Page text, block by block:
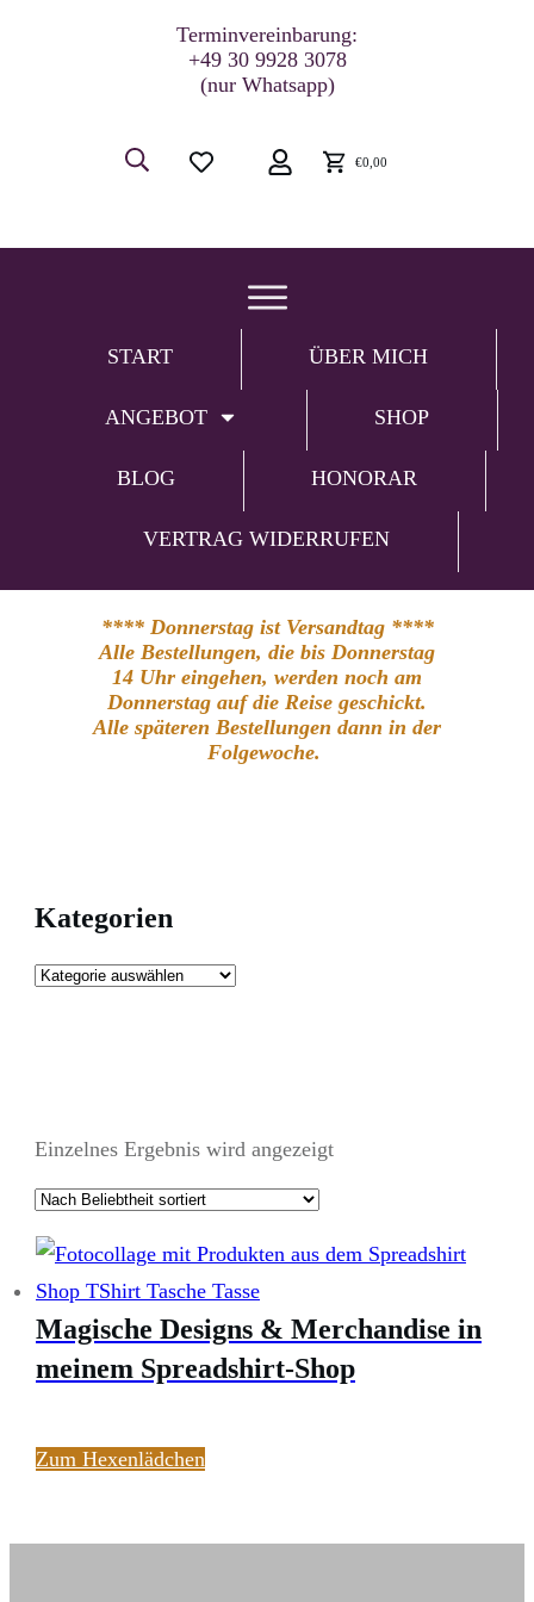
Terminvereinbarung:
+49 30 9928 3078
(nur Whatsapp)
€0,00
START ÜBER MICH
ANGEBOT SHOP
BLOG HONORAR
VERTRAG WIDERRUFEN
**** Donnerstag ist Versandtag ****
Alle Bestellungen, die bis Donnerstag
14 Uhr eingehen, werden noch am
Donnerstag auf die Reise geschickt.
Alle späteren Bestellungen dann in der
Folgewoche.
Kategorien
Einzelnes Ergebnis wird angezeigt
Magische Designs & Merchandise in
meinem Spreadshirt-Shop
Zum Hexenlädchen